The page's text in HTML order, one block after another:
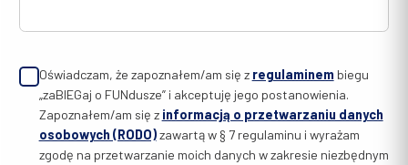
Zgody i oświadczenia
Oświadczam, że zapoznałem/am się z regulaminem biegu
„zaBIEGaj o FUNdusze” i akceptuję jego postanowienia.
Zapoznałem/am się z informacją o przetwarzaniu danych
osobowych (RODO)zawartą w § 7 regulaminu i wyrażam
zgodę na przetwarzanie moich danych w zakresie niezbędnym